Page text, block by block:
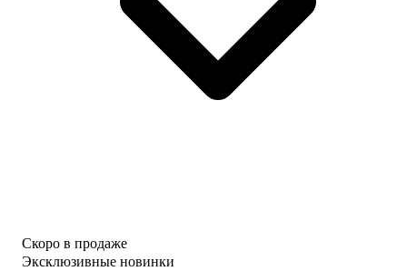
Скоро в продаже
Эксклюзивные новинки